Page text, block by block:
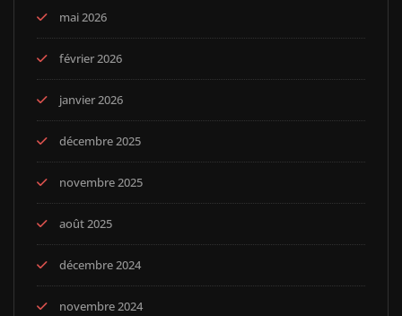
mai 2026
février 2026
janvier 2026
décembre 2025
novembre 2025
août 2025
décembre 2024
novembre 2024